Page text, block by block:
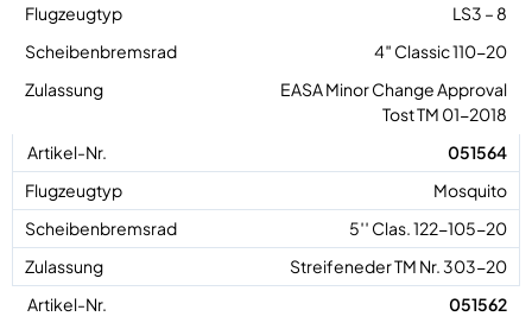
LS3 – 8
4″ Classic 110-20
EASA Minor Change Approval
Tost TM 01-2018
051564
Mosquito
5′′ Clas. 122-105-20
Streifeneder TM Nr. 303-20
051562